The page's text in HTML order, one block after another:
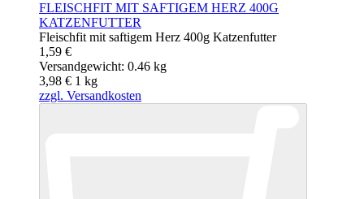
FLEISCHFIT MIT SAFTIGEM HERZ 400G
KATZENFUTTER
Fleischfit mit saftigem Herz 400g Katzenfutter
1,59 €
Versandgewicht: 0.46 kg
3,98 € 1 kg
zzgl. Versandkosten